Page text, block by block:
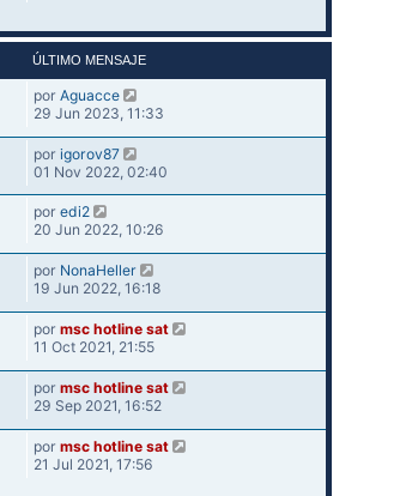
ÚLTIMO MENSAJE
por Aguacce
29 Jun 2023, 11:33
por igorov87
01 Nov 2022, 02:40
por edi2
20 Jun 2022, 10:26
por NonaHeller
19 Jun 2022, 16:18
por msc hotline sat
11 Oct 2021, 21:55
por msc hotline sat
29 Sep 2021, 16:52
por msc hotline sat
21 Jul 2021, 17:56